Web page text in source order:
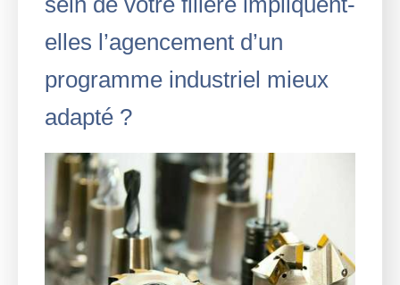
elles l’agencement d’un
programme industriel mieux
adapté ?